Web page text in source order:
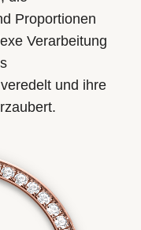
Proportionen
Verarbeitung
und ihre